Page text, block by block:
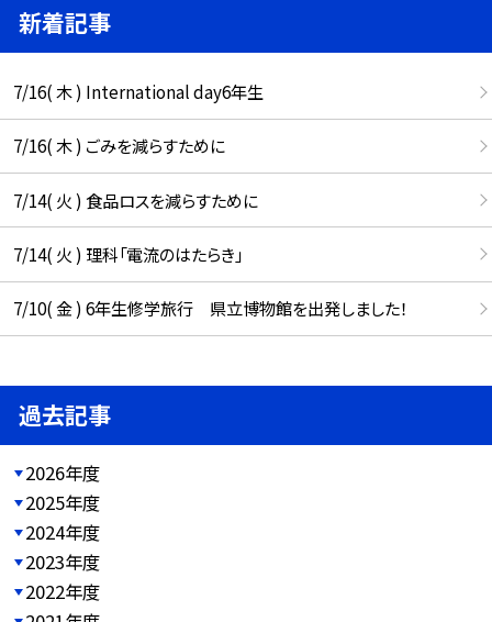
新着記事
7/16( 木 ) International day6年生
7/16( 木 ) ごみを減らすために
7/14( 火 ) 食品ロスを減らすために
7/14( 火 ) 理科「電流のはたらき」
7/10( 金 ) 6年生修学旅行 県立博物館を出発しました！
過去記事
2026年度
2025年度
2024年度
2023年度
2022年度